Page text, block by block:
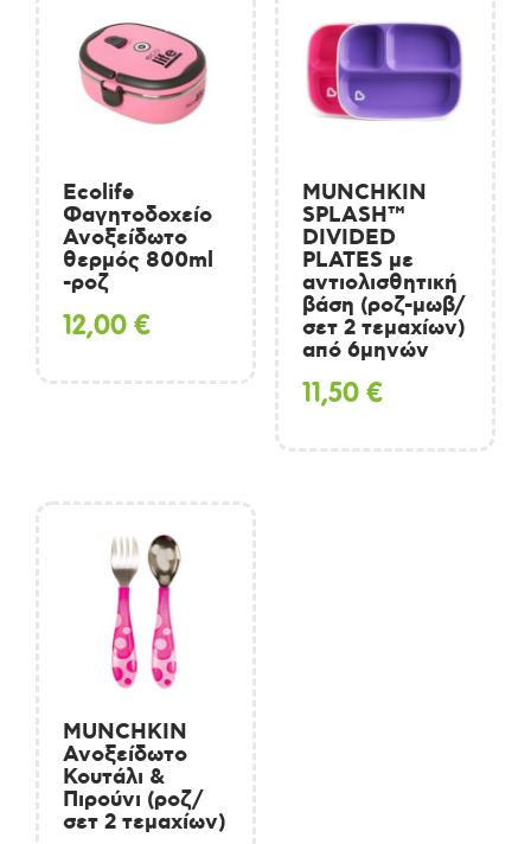
Ecolife
Φαγητοδοχείο
Ανοξείδωτο
θερμός 800ml
-ροζ
12,00€
MUNCHKIN
SPLASH™
DIVIDED
PLATES με
αντιολισθητική
βάση (ροζ-μωβ/
σετ 2 τεμαχίων)
από 6μηνών
11,50€
MUNCHKIN
Ανοξείδωτο
Κουτάλι &
Πιρούνι (ροζ/
σετ 2 τεμαχίων)